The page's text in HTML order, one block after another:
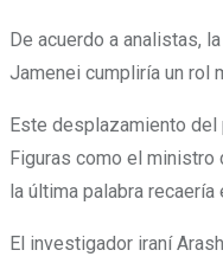
De acuerdo a analistas,
Jamenei cumpliría un rol
Este desplazamiento del
Figuras como el ministro
la última palabra recaería
El investigador iraní